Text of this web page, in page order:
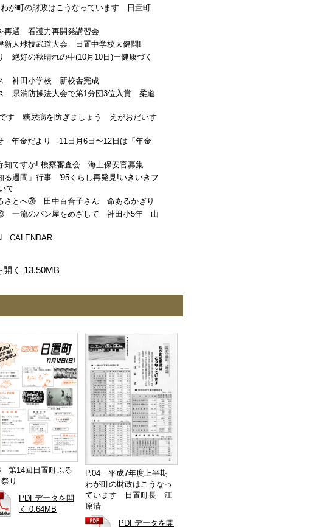
が町の財政はこうなっています 日置町
再選 看護力再開発講習会
人球技武道大会 日置中学校大健闘!
絶好の秋晴れの中(10月10日)ー健康づく
神田小学校 新校舎完成
県消防操法大会で第1分団3位入賞 柔道
す 糖尿病を防ぎましょう えがおだいす
年金だより 11日月6日〜12日は「年金
知ですか! 検察審査会 海上保安官募集
る週間」行事 '95くらし再発見!いきいきフ
て
さとへ⑳ 田中百合子さん 命あるかぎり
一流のパン屋をめざして 神田小5年 山
CALENDAR
く 13.50MB
第14回日置町ふる
り
PDFデータを開
く 0.64MB
P.04 平成7年度上半期
わが町の財政はこうなっ
ています 日置町長 江
原清
PDFデータを開